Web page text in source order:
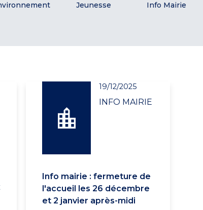
Jeunesse Info Mairie
19/12/2025
INFO MAIRIE
Info mairie : fermeture de
l'accueil les 26 décembre
et 2 janvier après-midi